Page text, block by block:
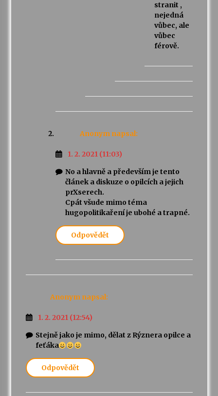
stranit ,
nejedná
vůbec, ale
vůbec
férově.
Anonym napsal:
1. 2. 2021 (11:03)
No a hlavně a především je tento
článek a diskuze o opilcích a jejich
prXserech.
Cpát všude mimo téma
hugopolitikaření je ubohé a trapné.
Odpovědět
Anonym napsal:
1. 2. 2021 (12:54)
Stejně jako je mimo, dělat z Rýznera opilce a
feťáka
Odpovědět